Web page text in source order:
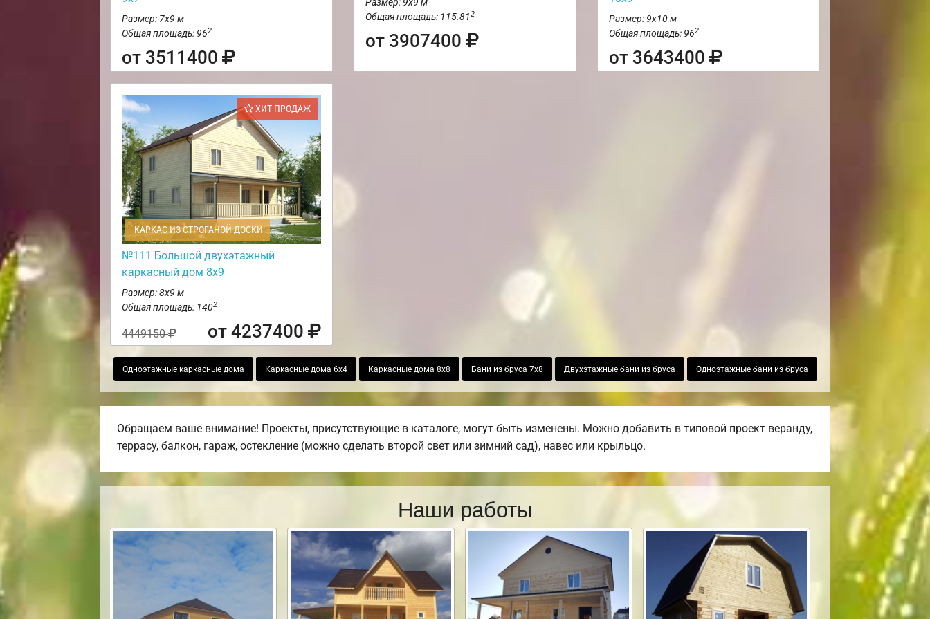
Размер: 7х9 м
Общая площадь: 962
от 3511400
Размер: 9х9 м
Общая площадь: 115.812
от 3907400
Размер: 9х10 м
Общая площадь: 962
от 3643400
ХИТ ПРОДАЖ
КАРКАС ИЗ СТРОГАНОЙ ДОСКИ
№111 Большой двухэтажный
каркасный дом 8х9
Размер: 8х9 м
Общая площадь: 1402
4449150 от 4237400
Одноэтажные каркасные дома Каркасные дома 6х4 Каркасные дома 8х8 Бани из бруса 7х8 Двухэтажные бани из бруса Одноэтажные бани из бруса
Обращаем ваше внимание! Проекты, присутствующие в каталоге, могут быть изменены. Можно добавить в типовой проект веранду,
террасу, балкон, гараж, остекление (можно сделать второй свет или зимний сад), навес или крыльцо.
Наши работы